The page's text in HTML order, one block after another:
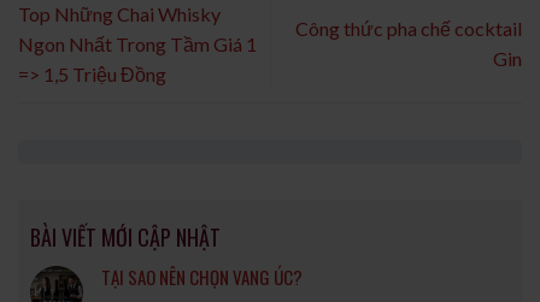
Top Những Chai Whisky
Ngon Nhất Trong Tầm Giá 1
=> 1,5 Triệu Đồng
Công thức pha chế cocktail
Gin
BÀI VIẾT MỚI CẬP NHẬT
TẠI SAO NÊN CHỌN VANG ÚC?